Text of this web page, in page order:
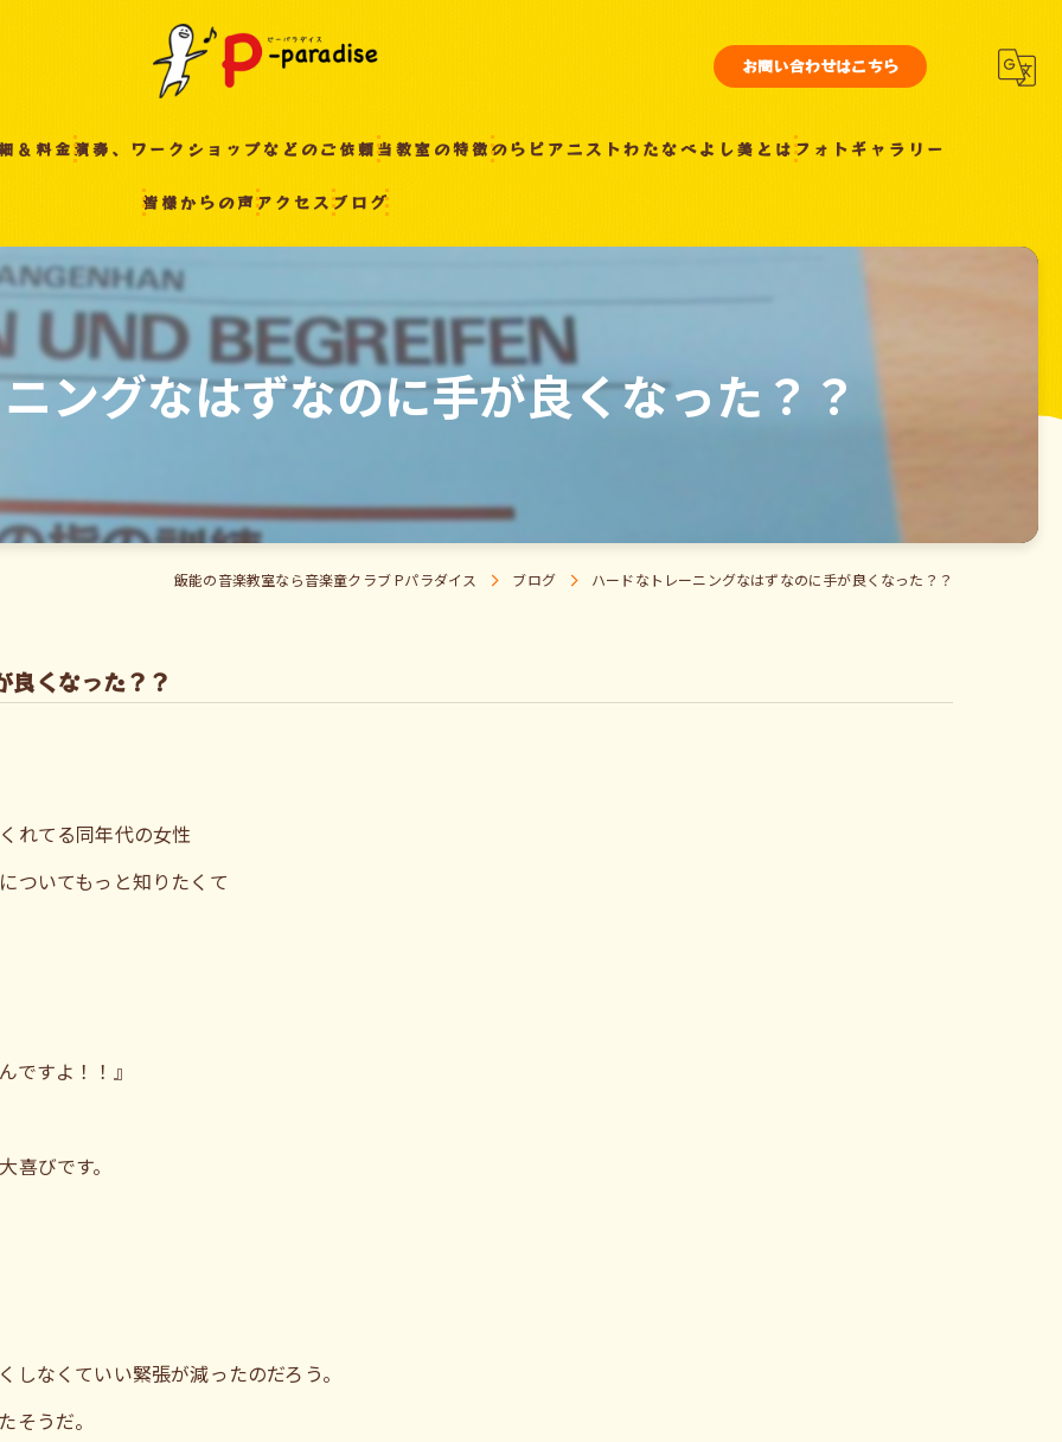
お問い合わせはこちら
＆料金演奏、ワークショップなどのご依頼当教室の特徴
非認知能力
ピアノ
のらピアニストわたなべよし美とはフォトギャラリー
皆様からの声アクセスブログ
ングなはずなのに手が良くなった？？
飯能の音楽教室なら音楽童クラブ Pパラダイス ブログ ハードなトレーニングなはずなのに手が良くなった？？
良くなった？？
れてる同年代の女性
ついてもっと知りたくて
ですよ！！』
喜びです。
なくていい緊張が減ったのだろう。
そうだ。